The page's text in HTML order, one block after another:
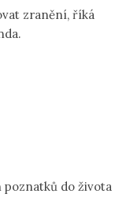
zranění, říká
poznatků do života